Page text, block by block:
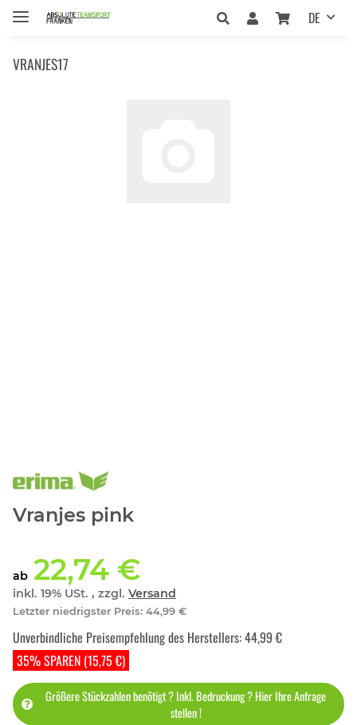
DE
VRANJES17
Vranjes pink
ab 22,74 €
inkl. 19% USt. , zzgl. Versand
Letzter niedrigster Preis: 44,99 €
35% SPAREN (15,75 €)
Unverbindliche Preisempfehlung des Herstellers:44,99 €
Größere Stückzahlen benötigt ? Inkl. Bedruckung ? Hier Ihre Anfrage
stellen !